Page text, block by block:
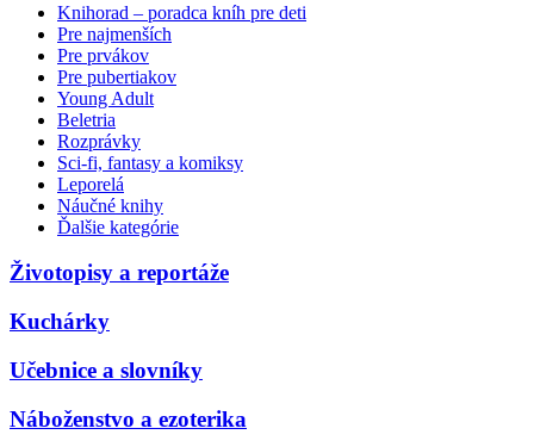
Knihorad – poradca kníh pre deti
Pre najmenších
Pre prvákov
Pre pubertiakov
Young Adult
Beletria
Rozprávky
Sci-fi, fantasy a komiksy
Leporelá
Náučné knihy
Ďalšie kategórie
Životopisy a reportáže
Kuchárky
Učebnice a slovníky
Náboženstvo a ezoterika